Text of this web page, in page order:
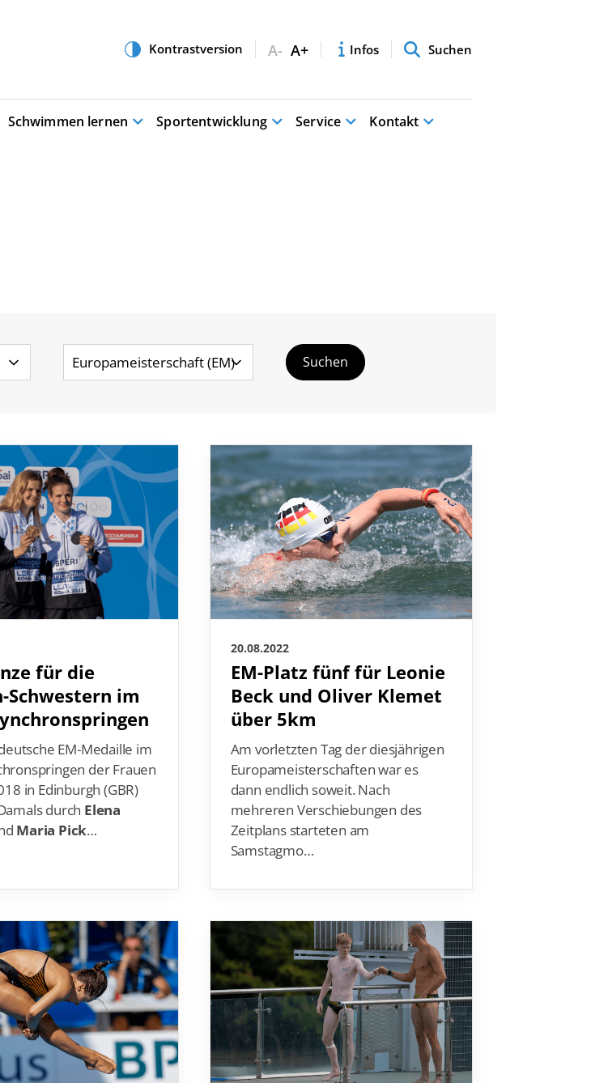
A- A+ Infos Suchen
Schwimmen lernen Sportentwicklung Service Kontakt
für die
Schwestern im
EM-Medaille im
der Frauen
in Edinburgh (GBR)
durch Elena
Maria Pick…
20.08.2022
EM-Platz fünf für Leonie
Beck und Oliver Klemet
über 5km
Am vorletzten Tag der diesjährigen
Europameisterschaften war es
dann endlich soweit. Nach
mehreren Verschiebungen des
Zeitplans starteten am
Samstagmo…
Kontakt
Deutscher Schwimm-Verband e.V.
Korbacher Straße 93
D-34132 Kassel
Fax: +49 561 94083-15
info@dsv.de